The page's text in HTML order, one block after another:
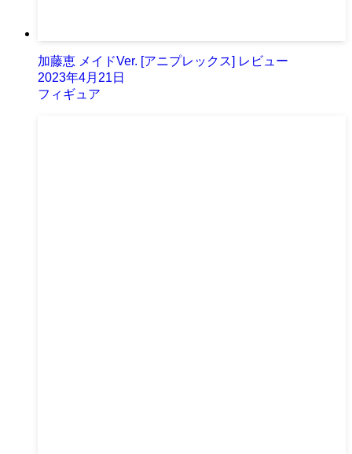
加藤恵 メイドVer. [アニプレックス] レビュー
2023年4月21日
フィギュア